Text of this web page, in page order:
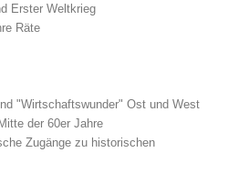
Erster Weltkrieg
Räte
"Wirtschaftswunder" Ost und West
der 60er Jahre
Zugänge zu historischen